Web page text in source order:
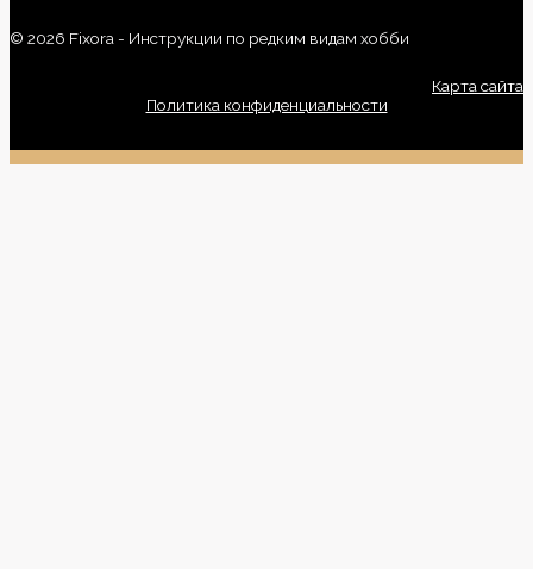
© 2026 Fixora - Инструкции по редким видам хобби
Карта сайта
Политика конфиденциальности